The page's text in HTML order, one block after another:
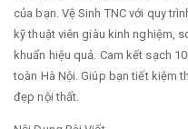
của bạn. Vệ Sinh TNC với quy
kỹ thuật viên giàu kinh nghiệm,
khuẩn hiệu quả. Cam kết sạch
toàn Hà Nội. Giúp bạn tiết kiệm
đẹp nội thất.